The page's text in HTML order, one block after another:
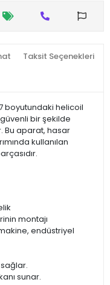
Taksit Seçenekleri
boyutundaki helicoil
bir şekilde
Bu aparat, hasar
kullanılan
montajı
endüstriyel
sunar.